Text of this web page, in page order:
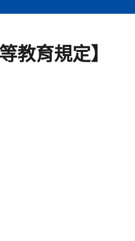
教育規定】